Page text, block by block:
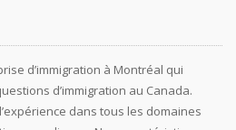
d’immigration à Montréal qui
d’immigration au Canada.
dans tous les domaines